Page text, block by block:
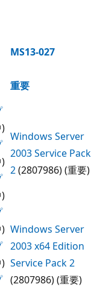
MS13-027
重要
Windows Server
2003 Service Pack
2(2807986) (重要)
Windows Server
2003 x64 Edition
Service Pack 2
(2807986) (重要)